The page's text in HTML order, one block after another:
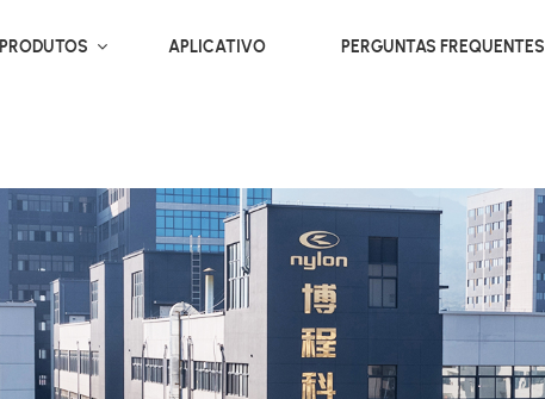
PRODUTOS APLICATIVO PERGUNTAS FREQUENTES